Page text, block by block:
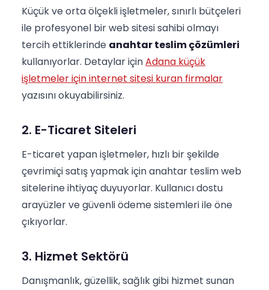
Küçük ve orta ölçekli işletmeler, sınırlı bütçeleri
ile profesyonel bir web sitesi sahibi olmayı
tercih ettiklerinde anahtar teslim çözümleri
kullanıyorlar. Detaylar içinAdana küçük
işletmeler için internet sitesi kuran firmalar
yazısını okuyabilirsiniz.
2. E-Ticaret Siteleri
E-ticaret yapan işletmeler, hızlı bir şekilde
çevrimiçi satış yapmak için anahtar teslim web
sitelerine ihtiyaç duyuyorlar. Kullanıcı dostu
arayüzler ve güvenli ödeme sistemleri ile öne
çıkıyorlar.
3. Hizmet Sektörü
Danışmanlık, güzellik, sağlık gibi hizmet sunan